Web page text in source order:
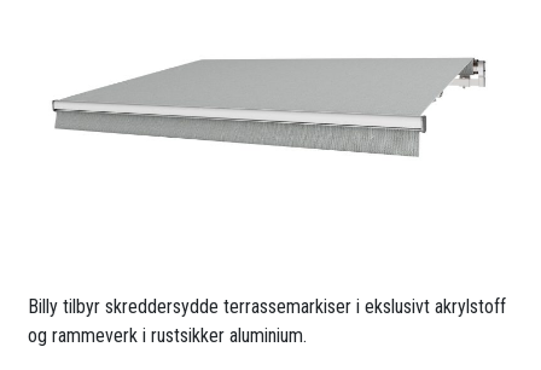
Billy tilbyr skreddersydde terrassemarkiser i ekslusivt akrylstoff
og rammeverk i rustsikker aluminium.